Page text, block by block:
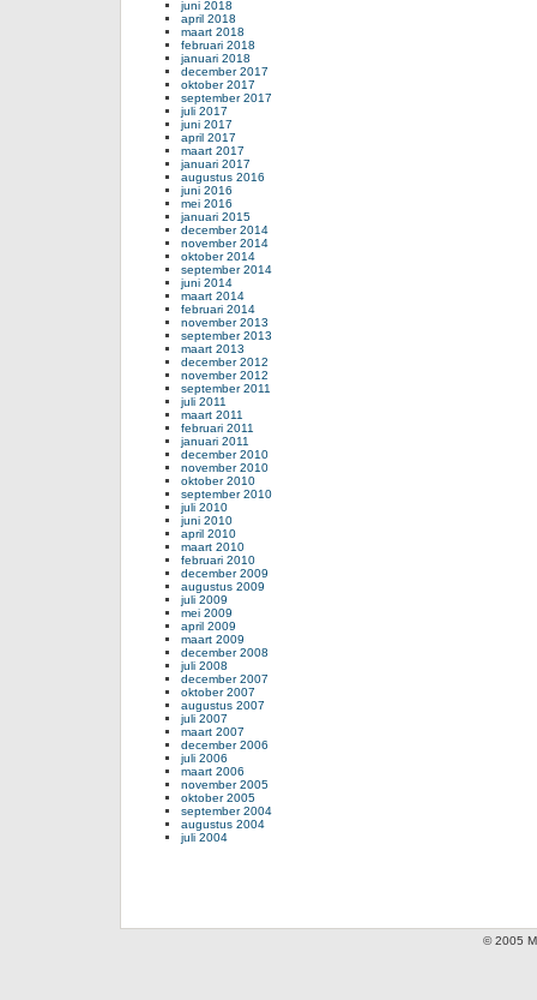
juni 2018
april 2018
maart 2018
februari 2018
januari 2018
december 2017
oktober 2017
september 2017
juli 2017
juni 2017
april 2017
maart 2017
januari 2017
augustus 2016
juni 2016
mei 2016
januari 2015
december 2014
november 2014
oktober 2014
september 2014
juni 2014
maart 2014
februari 2014
november 2013
september 2013
maart 2013
december 2012
november 2012
september 2011
juli 2011
maart 2011
februari 2011
januari 2011
december 2010
november 2010
oktober 2010
september 2010
juli 2010
juni 2010
april 2010
maart 2010
februari 2010
december 2009
augustus 2009
juli 2009
mei 2009
april 2009
maart 2009
december 2008
juli 2008
december 2007
oktober 2007
augustus 2007
juli 2007
maart 2007
december 2006
juli 2006
maart 2006
november 2005
oktober 2005
september 2004
augustus 2004
juli 2004
© 2005